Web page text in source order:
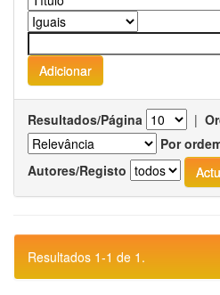
Resultados/Página |
Por
Autores/Registo
Resultados 1-1 de 1.